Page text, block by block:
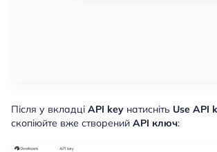
Після у вкладці API key натисніть Use API
скопіюйте вже створений API ключ: